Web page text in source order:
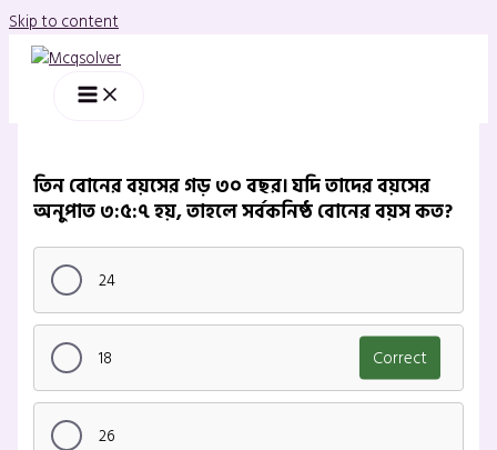
Skip to content
তিন বোনের বয়সের গড় ৩০ বছর। যদি তাদের বয়সের
অনুপাত ৩:৫:৭ হয়, তাহলে সর্বকনিষ্ঠ বোনের বয়স কত?
24
18 Correct
26